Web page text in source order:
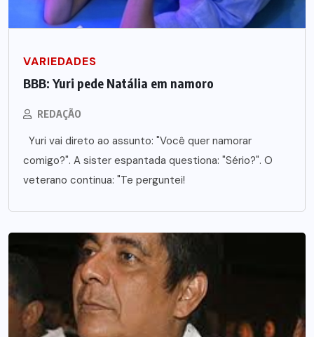
VARIEDADES
BBB: Yuri pede Natália em namoro
REDAÇÃO
Yuri vai direto ao assunto: "Você quer namorar
comigo?". A sister espantada questiona: "Sério?". O
veterano continua: "Te perguntei!